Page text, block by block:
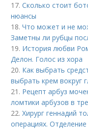
17.Сколько стоит
нюансы
18.Что может и не
Заметны ли рубцы
19. История любви
Делон. Голос из хора
20. Как выбрать
выбрать крем вокруг
21. Рецепт арбуз
ломтики арбузов в
22.Хирург геннадий
операциях. Отделение